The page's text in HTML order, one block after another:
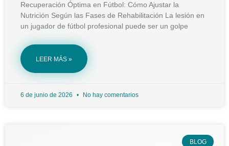
Recuperación Óptima en Fútbol: Cómo Ajustar la
Nutrición Según las Fases de Rehabilitación La lesión en
un jugador de fútbol profesional puede ser un golpe
LEER MÁS »
6 de junio de 2026 No hay comentarios
BLOG